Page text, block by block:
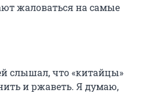
жаловаться на самые
слышал, что «китайцы»
и ржаветь. Я думаю,